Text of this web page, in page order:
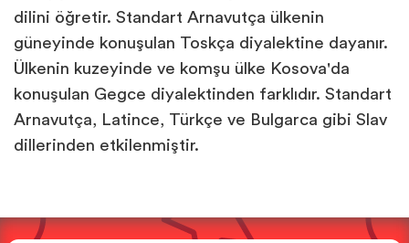
dilini öğretir. Standart Arnavutça ülkenin
güneyinde konuşulan Toskça diyalektine dayanır.
Ülkenin kuzeyinde ve komşu ülke Kosova'da
konuşulan Gegce diyalektinden farklıdır. Standart
Arnavutça, Latince, Türkçe ve Bulgarca gibi Slav
dillerinden etkilenmiştir.